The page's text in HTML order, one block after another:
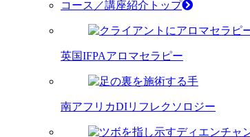
コース／講座紹介トップ
英国IFPAアロマセラピー
南アフリカDIリフレクソロジー